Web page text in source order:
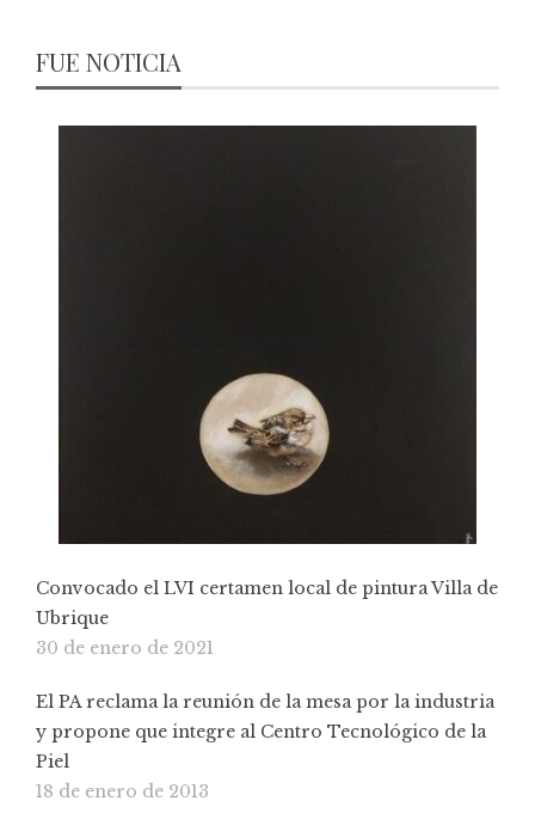
FUE NOTICIA
Convocado el LVI certamen local de pintura Villa de
Ubrique
30 de enero de 2021
El PA reclama la reunión de la mesa por la industria
y propone que integre al Centro Tecnológico de la
Piel
18 de enero de 2013